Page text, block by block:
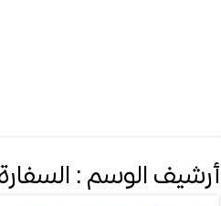
أرشيف الوسم :